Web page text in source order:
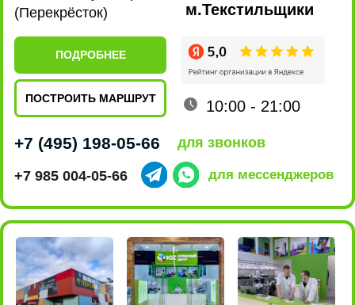
ПОДРОБНЕЕ
ул. Люблинская, 169 к2
(ТРЦ МариЭль)
ПОДРОБНЕЕ
м.Марьино
ПОСТРОИТЬ МАРШРУТ
10:00 - 22:00
+7 915 161-19-85
+7 (495) 198-07-76
для мессенджеров
для звонков